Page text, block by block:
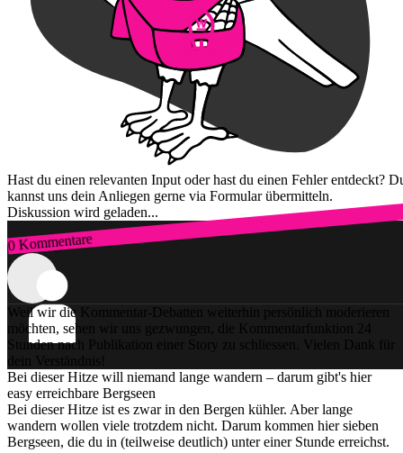
Hast du einen relevanten Input oder hast du einen Fehler entdeckt?
kannst uns dein Anliegen gerne via Formular übermitteln.
Diskussion wird geladen...
0 Kommentare
Zum Login
Weil wir die Kommentar-Debatten weiterhin persönlich moderieren
möchten, sehen wir uns gezwungen, die Kommentarfunktion 24
Stunden nach Publikation einer Story zu schliessen. Vielen Dank für
dein Verständnis!
Bei dieser Hitze will niemand lange wandern – darum gibt's hier
easy erreichbare Bergseen
Bei dieser Hitze ist es zwar in den Bergen kühler. Aber lange
wandern wollen viele trotzdem nicht. Darum kommen hier sieben
Bergseen, die du in (teilweise deutlich) unter einer Stunde erreichst.